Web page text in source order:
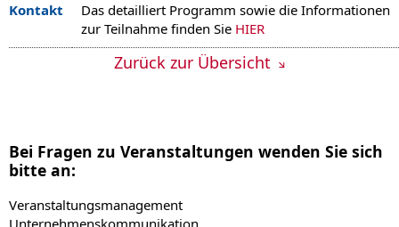
Kontakt
Das detailliert Programm sowie die Informationen
zur Teilnahme finden Sie HIER
Zurück zur Übersicht
Bei Fragen zu Veranstaltungen wenden Sie sich
bitte an:
Veranstaltungsmanagement
Unternehmenskommunikation